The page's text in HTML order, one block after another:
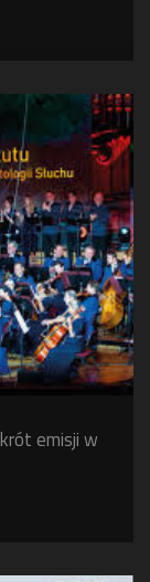
emisji w